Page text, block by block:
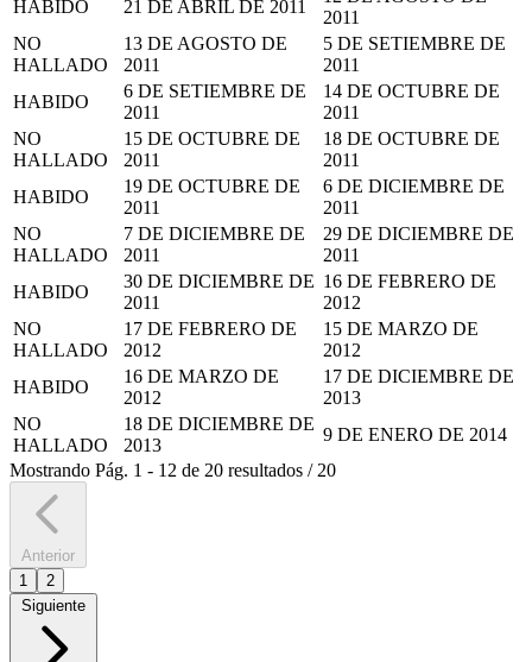
HABIDO 21 DE ABRIL DE 2011
2011
NO
HALLADO
13 DE AGOSTO DE
2011
5 DE SETIEMBRE DE
2011
HABIDO
6 DE SETIEMBRE DE
2011
14 DE OCTUBRE DE
2011
NO
HALLADO
15 DE OCTUBRE DE
2011
18 DE OCTUBRE DE
2011
HABIDO
19 DE OCTUBRE DE
2011
6 DE DICIEMBRE DE
2011
NO
HALLADO
7 DE DICIEMBRE DE
2011
29 DE DICIEMBRE DE
2011
HABIDO
30 DE DICIEMBRE DE
2011
16 DE FEBRERO DE
2012
NO
HALLADO
17 DE FEBRERO DE
2012
15 DE MARZO DE
2012
HABIDO
16 DE MARZO DE
2012
17 DE DICIEMBRE DE
2013
NO
HALLADO
18 DE DICIEMBRE DE
2013
9 DE ENERO DE 2014
Mostrando Pág. 1 - 12 de 20 resultados / 20
Anterior
1
2
Siguiente